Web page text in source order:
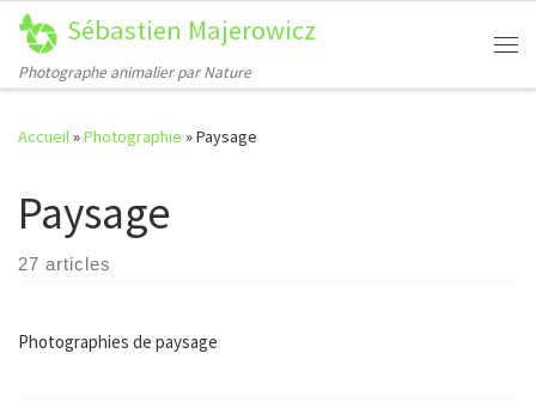
Passer au contenu
Sébastien Majerowicz
Photographe animalier par Nature
Accueil»Photographie »Paysage
Paysage
27 articles
Photographies de paysage